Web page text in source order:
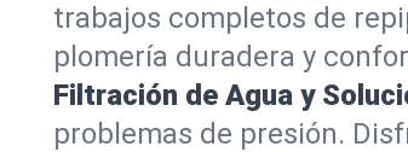
trabajos completos de
plomería duradera y
Filtración de Agua y
problemas de presión.